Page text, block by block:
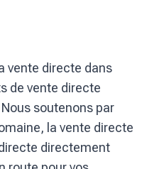
vente directe dans
de vente directe
soutenons par
la vente directe
directement